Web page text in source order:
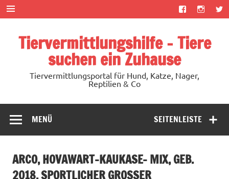
Zum
Inhalt
springen
Tiervermittlungshilfe – Tiere
suchen ein Zuhause
Tiervermittlungsportal für Hund, Katze, Nager,
Reptilien & Co
SEITENLEISTE
MENÜ
ARCO, HOVAWART-KAUKASE- MIX, GEB.
2018, SPORTLICHER GROSSER F